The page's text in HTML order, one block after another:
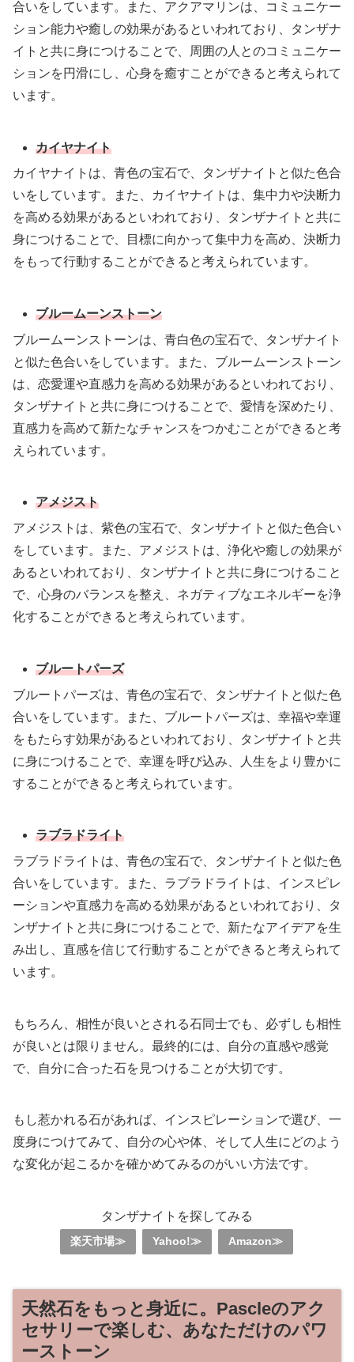
合いをしています。また、アクアマリンは、コミュニケー
ション能力や癒しの効果があるといわれており、タンザナ
イトと共に身につけることで、周囲の人とのコミュニケー
ションを円滑にし、心身を癒すことができると考えられて
います。
カイヤナイト
カイヤナイトは、青色の宝石で、タンザナイトと似た色合
いをしています。また、カイヤナイトは、集中力や決断力
を高める効果があるといわれており、タンザナイトと共に
身につけることで、目標に向かって集中力を高め、決断力
をもって行動することができると考えられています。
ブルームーンストーン
ブルームーンストーンは、青白色の宝石で、タンザナイト
と似た色合いをしています。また、ブルームーンストーン
は、恋愛運や直感力を高める効果があるといわれており、
タンザナイトと共に身につけることで、愛情を深めたり、
直感力を高めて新たなチャンスをつかむことができると考
えられています。
アメジスト
アメジストは、紫色の宝石で、タンザナイトと似た色合い
をしています。また、アメジストは、浄化や癒しの効果が
あるといわれており、タンザナイトと共に身につけること
で、心身のバランスを整え、ネガティブなエネルギーを浄
化することができると考えられています。
ブルートパーズ
ブルートパーズは、青色の宝石で、タンザナイトと似た色
合いをしています。また、ブルートパーズは、幸福や幸運
をもたらす効果があるといわれており、タンザナイトと共
に身につけることで、幸運を呼び込み、人生をより豊かに
することができると考えられています。
ラブラドライト
ラブラドライトは、青色の宝石で、タンザナイトと似た色
合いをしています。また、ラブラドライトは、インスピレ
ーションや直感力を高める効果があるといわれており、タ
ンザナイトと共に身につけることで、新たなアイデアを生
み出し、直感を信じて行動することができると考えられて
います。
もちろん、相性が良いとされる石同士でも、必ずしも相性
が良いとは限りません。最終的には、自分の直感や感覚
で、自分に合った石を見つけることが大切です。
もし惹かれる石があれば、インスピレーションで選び、一
度身につけてみて、自分の心や体、そして人生にどのよう
な変化が起こるかを確かめてみるのがいい方法です。
タンザナイトを探してみる
楽天市場≫ Yahoo!≫ Amazon≫
天然石をもっと身近に。Pascleのアク
セサリーで楽しむ、あなただけのパワ
ーストーン